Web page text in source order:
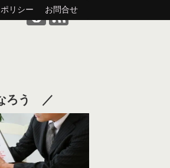
リシー お問合せ
ろう ／